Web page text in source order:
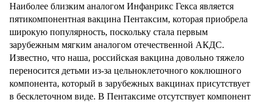
Наиболее близким аналогом Инфанрикс Гекса является
пятикомпонентная вакцина Пентаксим, которая приобрела
широкую популярность, поскольку стала первым
зарубежным мягким аналогом отечественной АКДС.
Известно, что наша, российская вакцина довольно тяжело
переносится детьми из-за цельноклеточного коклюшного
компонента, который в зарубежных вакцинах присутствует
в бесклеточном виде. В Пентаксиме отсутствует компонент